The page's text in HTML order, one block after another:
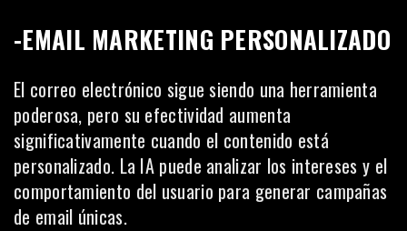
-EMAIL MARKETING PERSONALIZADO
El correo electrónico sigue siendo una herramienta
poderosa, pero su efectividad aumenta
significativamente cuando el contenido está
personalizado. La IA puede analizar los intereses y el
comportamiento del usuario para generar campañas
de email únicas.